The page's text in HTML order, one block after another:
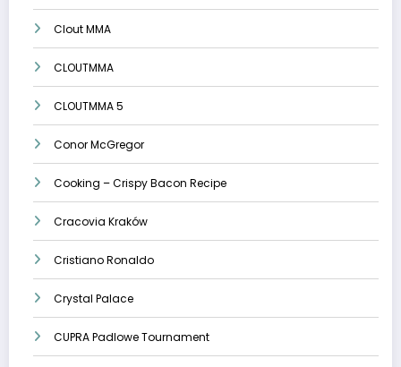
Clout MMA
CLOUTMMA
CLOUTMMA 5
Conor McGregor
Cooking – Crispy Bacon Recipe
Cracovia Kraków
Cristiano Ronaldo
Crystal Palace
CUPRA Padlowe Tournament